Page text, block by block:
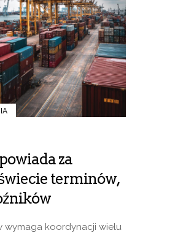
za
terminów,
wymaga koordynacji wielu